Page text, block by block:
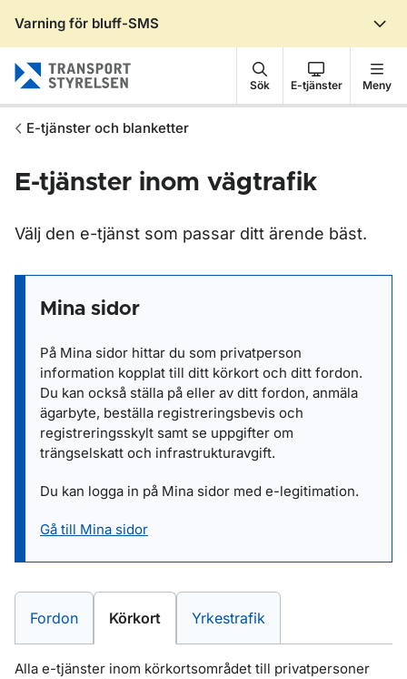
Varning för bluff-SMS
Sök E-tjänster Meny
E-tjänster och blanketter
E-tjänster inom vägtrafik
Välj den e-tjänst som passar ditt ärende bäst.
Mina sidor
På Mina sidor hittar du som privatperson
information kopplat till ditt körkort och ditt fordon.
Du kan också ställa på eller av ditt fordon, anmäla
ägarbyte, beställa registreringsbevis och
registreringsskylt samt se uppgifter om
trängselskatt och infrastrukturavgift.
Du kan logga in på Mina sidor med e-legitimation.
Gå till Mina sidor
E-tjänster inom
Fordon E-tjänster inom
Körkort E-tjänster inom
Yrkestrafik
Alla e-tjänster inom körkortsområdet till privatpersoner